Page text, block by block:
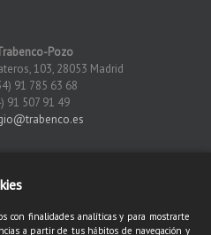
Pozo
103, 28053 Madrid
91 785 63 68
91 507 91 49
los derechos reservados |Aviso
con finalidades analíticas y para mostrarte
a partir de tus hábitos de navegación y